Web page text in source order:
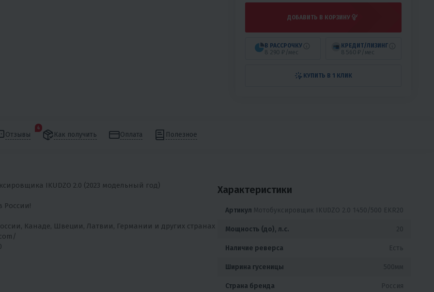
ДОБАВИТЬ В КОРЗИНУ
В РАССРОЧКУ
8 290 ₽/мес
КРЕДИТ/ЛИЗИНГ
8 560 ₽/мес
КУПИТЬ В 1 КЛИК
Отзывы
4
Как получить Оплата Полезное
IKUDZO 2.0 (2023 модельный год)
России!
Канаде, Швеции, Латвии, Германии и других странах
Характеристики
Артикул Мотобуксировщик IKUDZO 2.0 1450/500 EKR20
Мощность (до), л.с. 20
Наличие реверса Есть
Ширина гусеницы 500мм
Страна бренда Россия